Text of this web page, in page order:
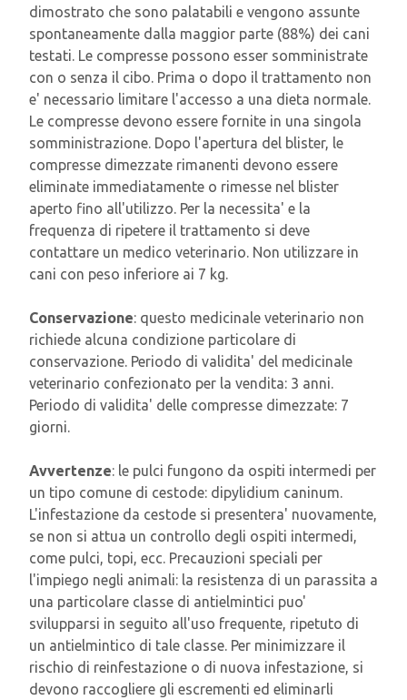
dimostrato che sono palatabili e vengono assunte
spontaneamente dalla maggior parte (88%) dei cani
testati. Le compresse possono esser somministrate
con o senza il cibo. Prima o dopo il trattamento non
e' necessario limitare l'accesso a una dieta normale.
Le compresse devono essere fornite in una singola
somministrazione. Dopo l'apertura del blister, le
compresse dimezzate rimanenti devono essere
eliminate immediatamente o rimesse nel blister
aperto fino all'utilizzo. Per la necessita' e la
frequenza di ripetere il trattamento si deve
contattare un medico veterinario. Non utilizzare in
cani con peso inferiore ai 7 kg.
Conservazione: questo medicinale veterinario non
richiede alcuna condizione particolare di
conservazione. Periodo di validita' del medicinale
veterinario confezionato per la vendita: 3 anni.
Periodo di validita' delle compresse dimezzate: 7
giorni.
Avvertenze: le pulci fungono da ospiti intermedi per
un tipo comune di cestode: dipylidium caninum.
L'infestazione da cestode si presentera' nuovamente,
se non si attua un controllo degli ospiti intermedi,
come pulci, topi, ecc. Precauzioni speciali per
l'impiego negli animali: la resistenza di un parassita a
una particolare classe di antielmintici puo'
svilupparsi in seguito all'uso frequente, ripetuto di
un antielmintico di tale classe. Per minimizzare il
rischio di reinfestazione o di nuova infestazione, si
devono raccogliere gli escrementi ed eliminarli